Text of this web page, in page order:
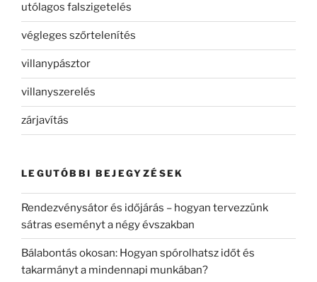
utólagos falszigetelés
végleges szőrtelenítés
villanypásztor
villanyszerelés
zárjavítás
LEGUTÓBBI BEJEGYZÉSEK
Rendezvénysátor és időjárás – hogyan tervezzünk
sátras eseményt a négy évszakban
Bálabontás okosan: Hogyan spórolhatsz időt és
takarmányt a mindennapi munkában?